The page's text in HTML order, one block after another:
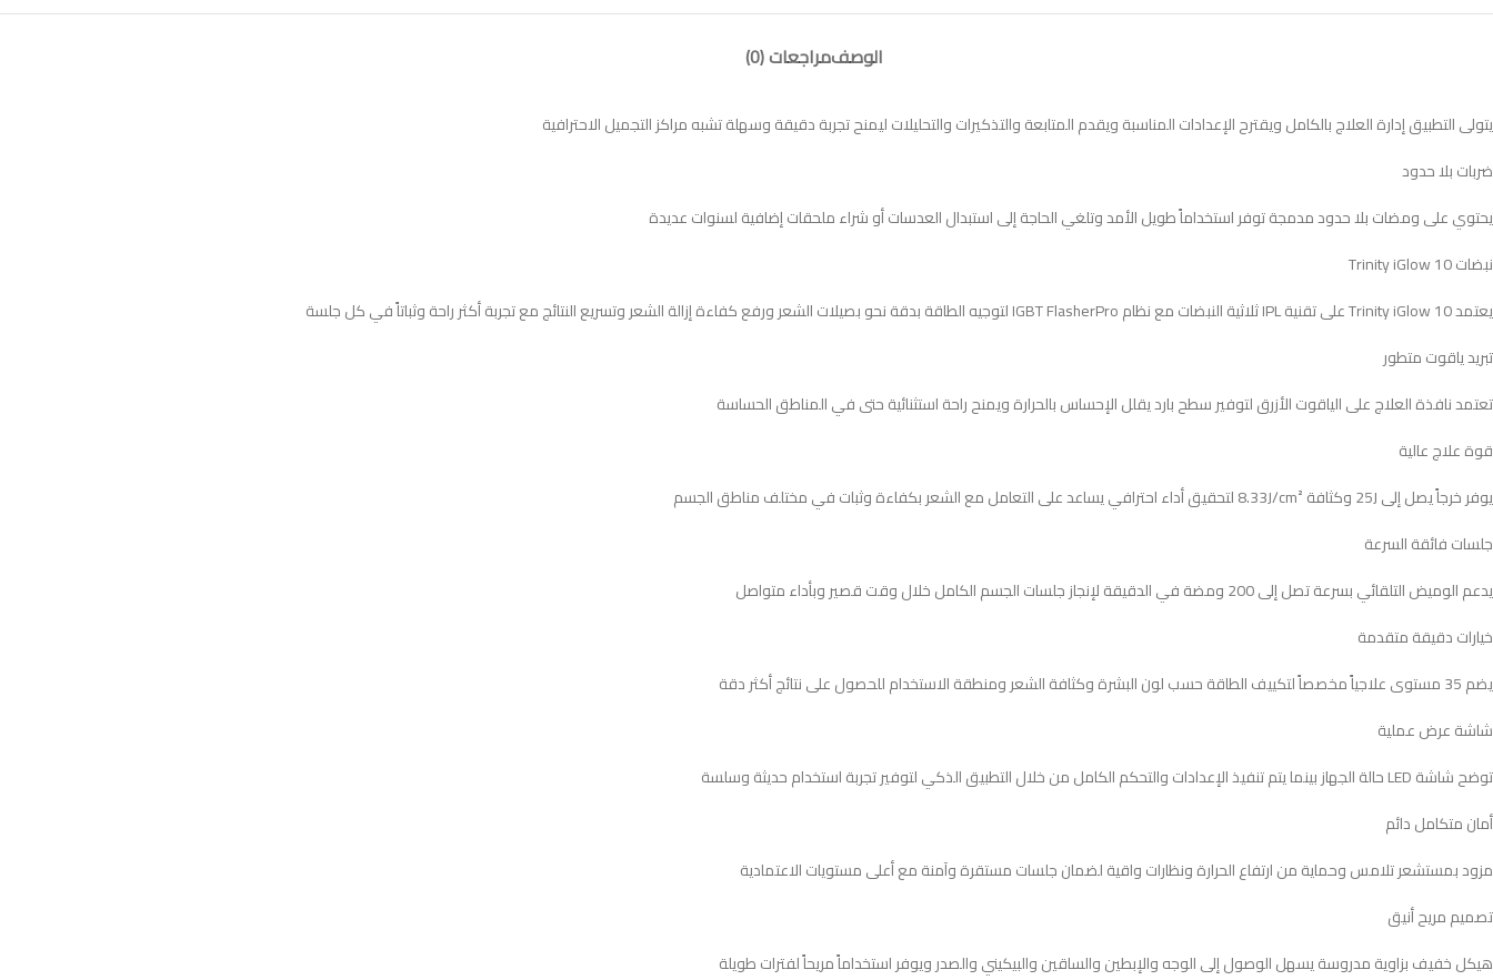
الوصفمراجعات (0)
يتولى التطبيق إدارة العلاج بالكامل ويقترح الإعدادات المناسبة ويقدم المتابعة والتذكيرات والتحليلات ليمنح تجربة دقيقة وسهلة تشبه مراكز التجميل الاحترافية
ضربات بلا حدود
يحتوي على ومضات بلا حدود مدمجة توفر استخداماً طويل الأمد وتلغي الحاجة إلى استبدال العدسات أو شراء ملحقات إضافية لسنوات عديدة
نبضات Trinity iGlow 10
يعتمد Trinity iGlow 10 على تقنية IPL ثلاثية النبضات مع نظام IGBT FlasherPro لتوجيه الطاقة بدقة نحو بصيلات الشعر ورفع كفاءة إزالة الشعر وتسريع النتائج مع تجربة أكثر راحة وثباتاً في كل جلسة
تبريد ياقوت متطور
تعتمد نافذة العلاج على الياقوت الأزرق لتوفير سطح بارد يقلل الإحساس بالحرارة ويمنح راحة استثنائية حتى في المناطق الحساسة
قوة علاج عالية
يوفر خرجاً يصل إلى 25J وكثافة 8.33J/cm² لتحقيق أداء احترافي يساعد على التعامل مع الشعر بكفاءة وثبات في مختلف مناطق الجسم
جلسات فائقة السرعة
يدعم الوميض التلقائي بسرعة تصل إلى 200 ومضة في الدقيقة لإنجاز جلسات الجسم الكامل خلال وقت قصير وبأداء متواصل
خيارات دقيقة متقدمة
يضم 35 مستوى علاجياً مخصصاً لتكييف الطاقة حسب لون البشرة وكثافة الشعر ومنطقة الاستخدام للحصول على نتائج أكثر دقة
شاشة عرض عملية
توضح شاشة LED حالة الجهاز بينما يتم تنفيذ الإعدادات والتحكم الكامل من خلال التطبيق الذكي لتوفير تجربة استخدام حديثة وسلسة
أمان متكامل دائم
مزود بمستشعر تلامس وحماية من ارتفاع الحرارة ونظارات واقية لضمان جلسات مستقرة وآمنة مع أعلى مستويات الاعتمادية
تصميم مريح أنيق
هيكل خفيف بزاوية مدروسة يسهل الوصول إلى الوجه والإبطين والساقين والبيكيني والصدر ويوفر استخداماً مريحاً لفترات طويلة